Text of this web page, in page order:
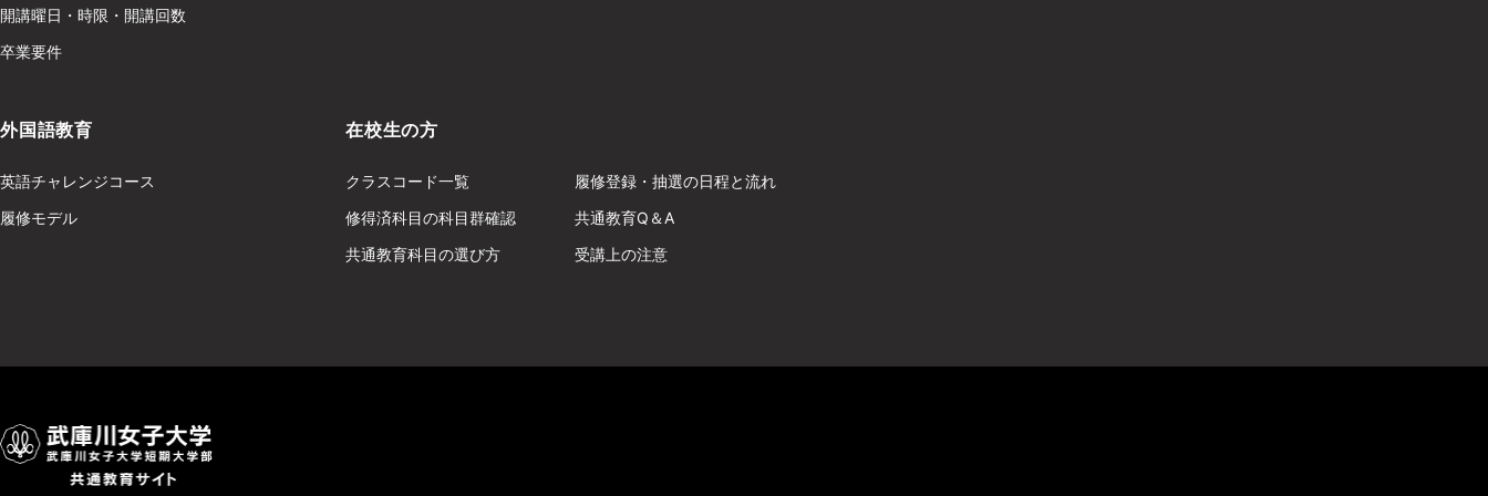
開講曜日・時限・開講回数
卒業要件
外国語教育
英語チャレンジコース
履修モデル
在校生の方
クラスコード一覧
修得済科目の科目群確認
共通教育科目の選び方
履修登録・抽選の日程と流れ
共通教育Q＆A
受講上の注意